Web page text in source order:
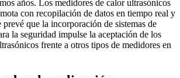
años. Los medidores de calor ultrasónicos
con recopilación de datos en tiempo real y
prevé que la incorporación de sistemas de
la seguridad impulse la aceptación de los
frente a otros tipos de medidores en